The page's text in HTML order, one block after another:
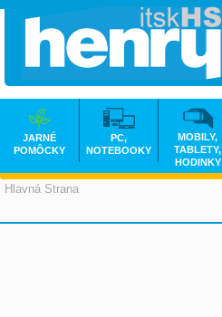
Hlavná Strana
JARNÉ
POMÔCKY
PC,
NOTEBOOKY
MOBILY,
TABLETY,
HODINKY